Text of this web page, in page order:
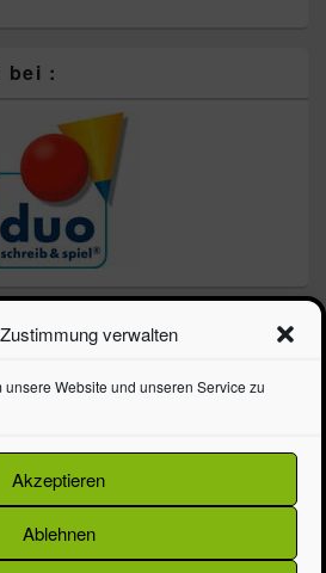
verwalten
Website und unseren Service zu
Akzeptieren
Ablehnen
bei :
Schule geht los!!!
Champions 3 für 2 Aktion
ist da
Ranzenprospekt